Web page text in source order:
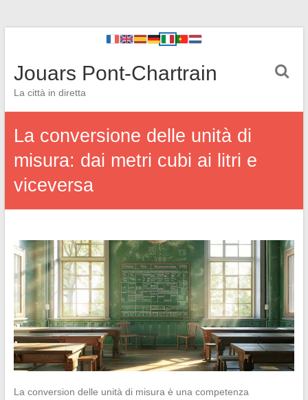
Jouars Pont-Chartrain
La città in diretta
La conversione delle unità di
misura: dai metri cubi ai litri e
viceversa
La conversion delle unità di misura è una competenza